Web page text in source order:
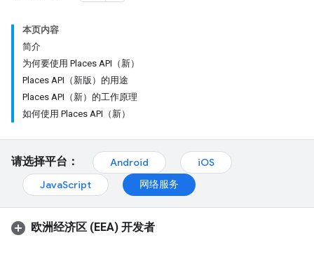
本页内容
简介
为何要使用 Places API（新）
Places API（新版）的用途
Places API（新）的工作原理
如何使用 Places API（新）
请选择平台： Android
iOS
JavaScript
网络服务
欧洲经济区 (EEA) 开发者